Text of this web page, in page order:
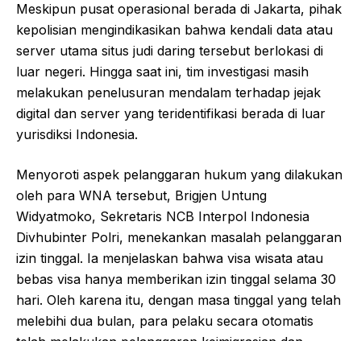
Meskipun pusat operasional berada di Jakarta, pihak
kepolisian mengindikasikan bahwa kendali data atau
server utama situs judi daring tersebut berlokasi di
luar negeri. Hingga saat ini, tim investigasi masih
melakukan penelusuran mendalam terhadap jejak
digital dan server yang teridentifikasi berada di luar
yurisdiksi Indonesia.
Menyoroti aspek pelanggaran hukum yang dilakukan
oleh para WNA tersebut, Brigjen Untung
Widyatmoko, Sekretaris NCB Interpol Indonesia
Divhubinter Polri, menekankan masalah pelanggaran
izin tinggal. Ia menjelaskan bahwa visa wisata atau
bebas visa hanya memberikan izin tinggal selama 30
hari. Oleh karena itu, dengan masa tinggal yang telah
melebihi dua bulan, para pelaku secara otomatis